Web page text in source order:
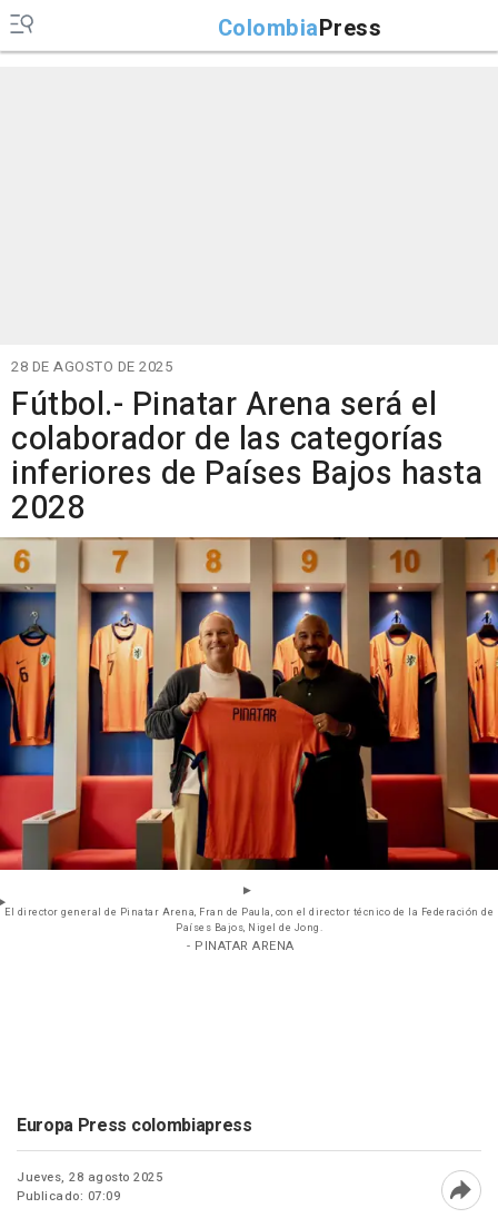
ColombiaPress
28 DE AGOSTO DE 2025
Fútbol.- Pinatar Arena será el
colaborador de las categorías
inferiores de Países Bajos hasta
2028
El director general de Pinatar Arena, Fran de Paula, con el director técnico de la Federación de
Países Bajos, Nigel de Jong.
- PINATAR ARENA
Europa Press colombiapress
Jueves, 28 agosto 2025
Publicado: 07:09